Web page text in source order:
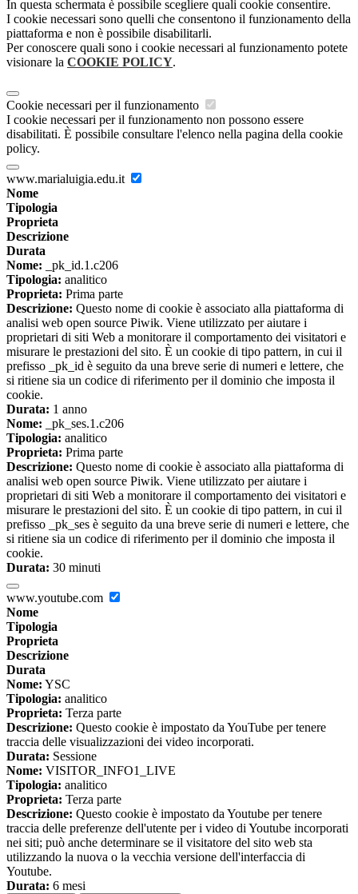
In questa schermata è possibile scegliere quali cookie consentire.
I cookie necessari sono quelli che consentono il funzionamento della
piattaforma e non è possibile disabilitarli.
Per conoscere quali sono i cookie necessari al funzionamento potete
visionare la COOKIE POLICY.
Cookie necessari per il funzionamento
I cookie necessari per il funzionamento non possono essere
disabilitati. È possibile consultare l'elenco nella pagina della cookie
policy.
www.marialuigia.edu.it
Nome
Tipologia
Proprieta
Descrizione
Durata
Nome: _pk_id.1.c206
Tipologia: analitico
Proprieta: Prima parte
Descrizione: Questo nome di cookie è associato alla piattaforma di
analisi web open source Piwik. Viene utilizzato per aiutare i
proprietari di siti Web a monitorare il comportamento dei visitatori e
misurare le prestazioni del sito. È un cookie di tipo pattern, in cui il
prefisso _pk_id è seguito da una breve serie di numeri e lettere, che
si ritiene sia un codice di riferimento per il dominio che imposta il
cookie.
Durata: 1 anno
Nome: _pk_ses.1.c206
Tipologia: analitico
Proprieta: Prima parte
Descrizione: Questo nome di cookie è associato alla piattaforma di
analisi web open source Piwik. Viene utilizzato per aiutare i
proprietari di siti Web a monitorare il comportamento dei visitatori e
misurare le prestazioni del sito. È un cookie di tipo pattern, in cui il
prefisso _pk_ses è seguito da una breve serie di numeri e lettere, che
si ritiene sia un codice di riferimento per il dominio che imposta il
cookie.
Durata: 30 minuti
www.youtube.com
Nome
Tipologia
Proprieta
Descrizione
Durata
Nome: YSC
Tipologia: analitico
Proprieta: Terza parte
Descrizione: Questo cookie è impostato da YouTube per tenere
traccia delle visualizzazioni dei video incorporati.
Durata: Sessione
Nome: VISITOR_INFO1_LIVE
Tipologia: analitico
Proprieta: Terza parte
Descrizione: Questo cookie è impostato da Youtube per tenere
traccia delle preferenze dell'utente per i video di Youtube incorporati
nei siti; può anche determinare se il visitatore del sito web sta
utilizzando la nuova o la vecchia versione dell'interfaccia di
Youtube.
Durata: 6 mesi